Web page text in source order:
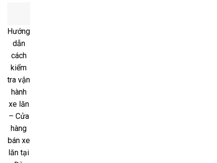
Hướng
dẫn
cách
kiểm
tra vận
hành
xe lăn
– Cửa
hàng
bán xe
lăn tại